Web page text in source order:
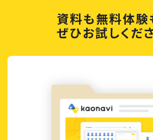
資料も無料体験
ぜひお試しくだ